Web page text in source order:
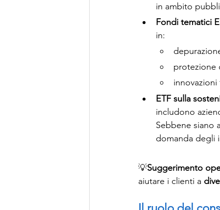
in ambito
Fondi tematici
in:
protezione
ETF sulla
includono
Sebbene siano
domanda degli
💡Suggerimento
aiutare i clienti a